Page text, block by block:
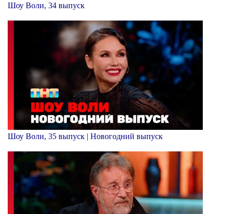
Шоу Воли, 34 выпуск
Шоу Воли, 35 выпуск | Новогодний выпуск